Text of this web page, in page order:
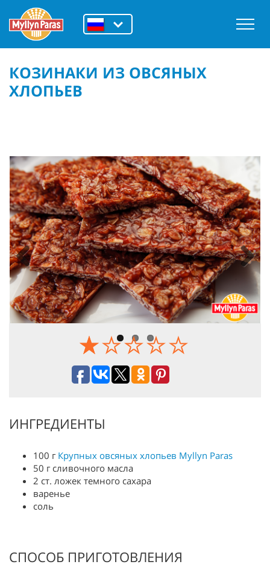
КОЗИНАКИ ИЗ ОВСЯНЫХ
ХЛОПЬЕВ
Previous Next
ИНГРЕДИЕНТЫ
100 г Крупных овсяных хлопьев Myllyn Paras
50 г сливочного масла
2 ст. ложек темного сахара
варенье
соль
СПОСОБ ПРИГОТОВЛЕНИЯ